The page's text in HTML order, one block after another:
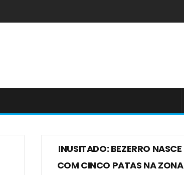
INUSITADO: BEZERRO NASCE
COM CINCO PATAS NA ZONA